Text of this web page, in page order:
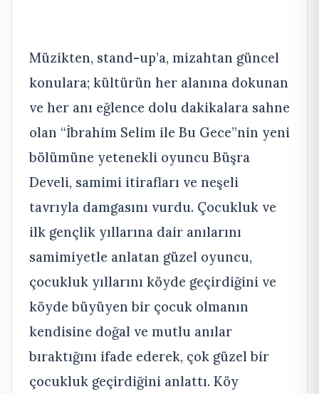
Müzikten, stand-up’a, mizahtan güncel
konulara; kültürün her alanına dokunan
ve her anı eğlence dolu dakikalara sahne
olan “İbrahim Selim ile Bu Gece”nin yeni
bölümüne yetenekli oyuncu Büşra
Develi, samimi itirafları ve neşeli
tavrıyla damgasını vurdu. Çocukluk ve
ilk gençlik yıllarına dair anılarını
samimiyetle anlatan güzel oyuncu,
çocukluk yıllarını köyde geçirdiğini ve
köyde büyüyen bir çocuk olmanın
kendisine doğal ve mutlu anılar
bıraktığını ifade ederek, çok güzel bir
çocukluk geçirdiğini anlattı. Köy